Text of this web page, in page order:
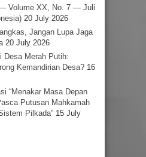
Volume XX, No. 7 — Juli
20 July 2026
Jangan Lupa Jaga
20 July 2026
Desa Merah Putih:
Kemandirian Desa? 16
“Menakar Masa Depan
Putusan Mahkamah
Pilkada” 15 July